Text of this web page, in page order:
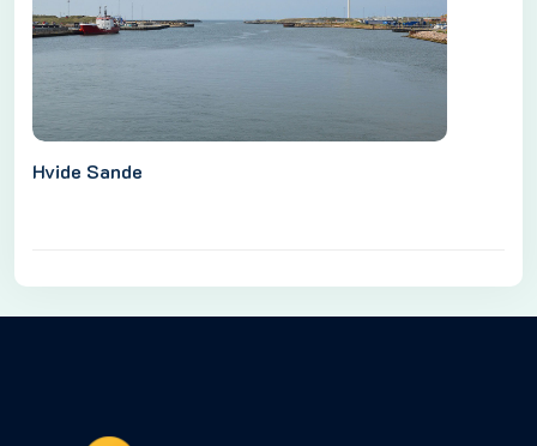
Hvide Sande